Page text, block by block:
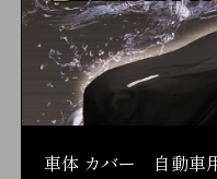
車体 カバー 自動